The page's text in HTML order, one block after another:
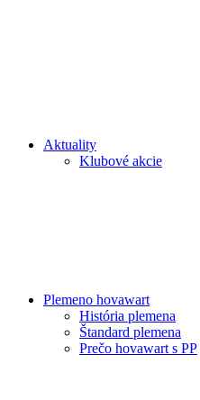
Aktuality
Klubové akcie
Plemeno hovawart
História plemena
Štandard plemena
Prečo hovawart s PP